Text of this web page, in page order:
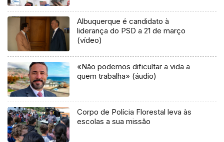
Albuquerque é candidato à
liderança do PSD a 21 de março
(vídeo)
«Não podemos dificultar a vida a
quem trabalha» (áudio)
Corpo de Polícia Florestal leva às
escolas a sua missão